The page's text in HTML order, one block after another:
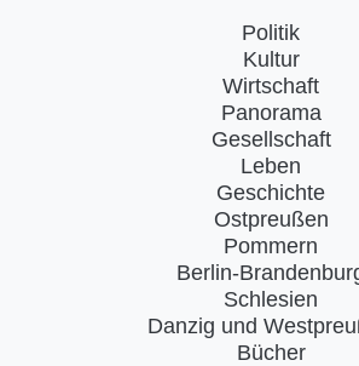
Politik
Kultur
Wirtschaft
Panorama
Gesellschaft
Leben
Geschichte
Ostpreußen
Pommern
Berlin-
Schlesien
Danzig und
Bücher